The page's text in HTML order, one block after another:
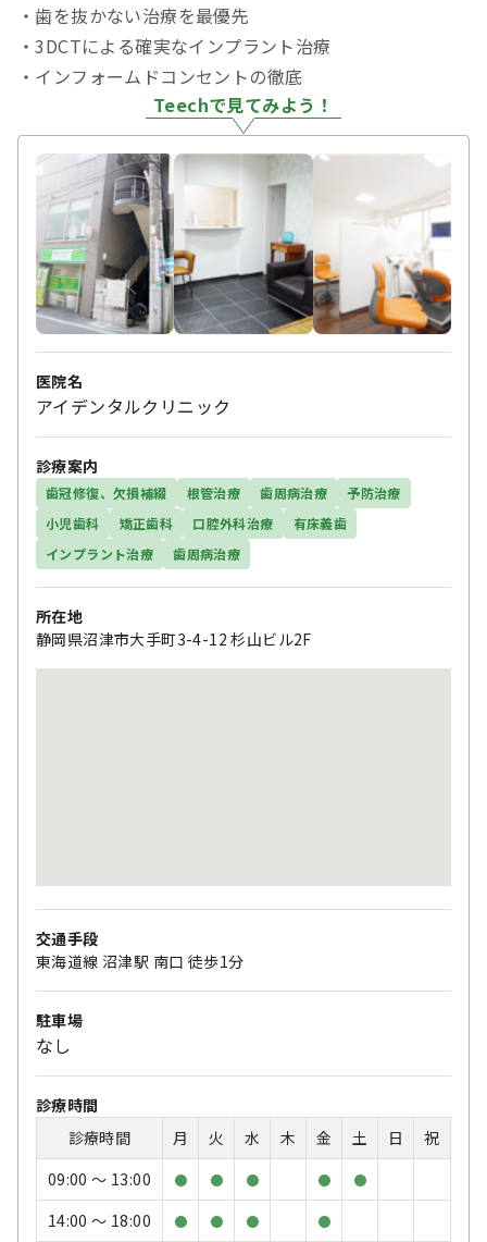
・歯を抜かない治療を最優先
・3DCTによる確実なインプラント治療
・インフォームドコンセントの徹底
Teechで見てみよう！
医院名
アイデンタルクリニック
診療案内
歯冠修復、欠損補綴 根管治療 歯周病治療
予防治療
小児歯科
矯正歯科 口腔外科治療
有床義歯
インプラント治療
歯周病治療
所在地
静岡県沼津市大手町3-4-12 杉山ビル2F
交通手段
東海道線 沼津駅 南口 徒歩1分
駐車場
なし
診療時間
診療時間
月 火 水 木 金 土 日
祝
09:00 〜 13:00
● ● ● ● ●
14:00 〜 18:00 ● ● ● ●